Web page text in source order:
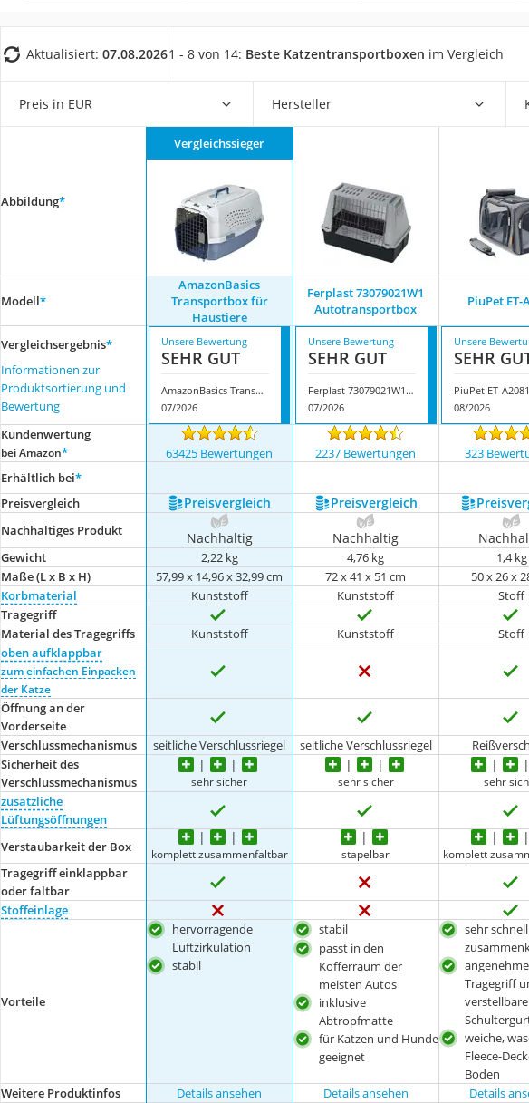
Schildkrötenhaus
Massagegerät
Service
Aktualisiert: 07.08.20261 - 8 von 14: Beste Katzentransportboxen im Vergleich
Preis in EUR Hersteller
Abbildung*
Vergleichssieger
Modell*
AmazonBasics
Transportbox für
Haustiere
Ferplast 73079021W1
Autotransportbox
PiuPet ‎ET-
Vergleichsergebnis*
Informationen zur
Produktsortierung und
Bewertung
Unsere Bewertung
SEHR GUT
AmazonBasics Transportbox für Haustiere
07/2026
Unsere Bewertung
SEHR GUT
Ferplast 73079021W1 Autotransportbox
07/2026
Unsere
SEHR
PiuPet ‎ET-A2081
08/2026
Kundenwertung
bei Amazon* 63425 Bewertungen 2237 Bewertungen 323
Erhältlich bei*
Preis­vergleich
Preis­vergleich Preis­vergleich
Nachhaltiges Produkt Nachhaltig Nachhaltig
Gewicht 2,22 kg 4,76 kg 1,4 kg
Maße (L x B x H)
‎57,99 x 14,96 x 32,99 cm 72 x 41 x 51 cm ‎50 x 26 x
Korbmaterial
Kunststoff Kunststoff Stoff
Tragegriff
Material des Tragegriffs
Kunststoff Kunststoff Stoff
oben aufklappbar
zum einfachen Einpacken
der Katze
Öffnung an der
Vorderseite
Verschlussmechanismus
seitliche Verschlussriegel seitliche Verschlussriegel
Sicherheit des
Verschlussmechanismus
sehr sicher sehr sicher sehr
zusätzliche
Lüftungsöffnungen
Verstaubarkeit der Box
komplett zusammenfaltbar stapelbar komplett
Tragegriff einklappbar
oder faltbar
Stoffeinlage
Vorteile
hervorragende
Luftzirkulation
stabil
stabil
passt in den
Kofferraum der
meisten Autos
inklusive
Abtropfmatte
für Katzen und Hunde
geeignet
sehr schnell
Tragegriff
weiche,
Fleece-
Boden
Weitere Produktinfos Details ansehen Details ansehen Details